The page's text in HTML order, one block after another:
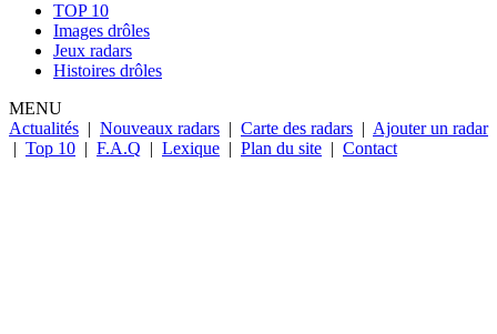
TOP 10
Images drôles
Jeux radars
Histoires drôles
MENU
Actualités | Nouveaux radars | Carte des radars | Ajouter un radar
| Top 10 | F.A.Q | Lexique | Plan du site | Contact